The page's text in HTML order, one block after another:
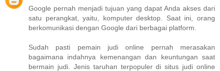
Google pernah menjadi tujuan yang dapat Anda akses dari
satu perangkat, yaitu, komputer desktop. Saat ini, orang
berkomunikasi dengan Google dari berbagai platform.
Sudah pasti pemain judi online pernah merasakan
bagaimana indahnya kemenangan dan keuntungan saat
bermain judi. Jenis taruhan terpopuler di situs judi online